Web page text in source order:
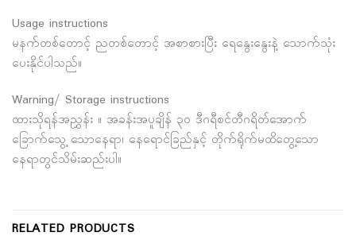
Usage instructions
မနက်တစ်တောင့် ညတစ်တောင့် အစာစားပြီး ရေနွေးနွေးနဲ့‌ သောက်သုံး
ပေးနိုင်ပါသည်။
Warning/ Storage instructions
ထားသိုရန်အညွှန်း ။ အခန်းအပူချိန် ၃၀ ဒီဂရီစင်တီဂရိတ်အောက်
ခြောက်သွေ့ သောနေရာ၊ နေရောင်ခြည်နှင့် တိုက်ရိုက်မထိတွေ့သော
နေရာတွင်သိမ်းဆည်းပါ။
RELATED PRODUCTS